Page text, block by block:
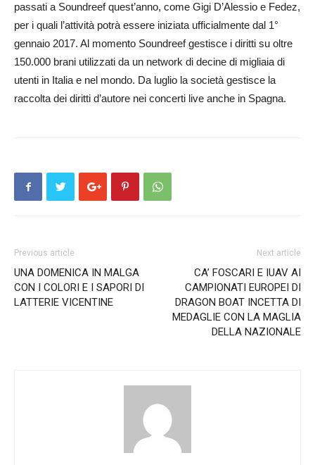
passati a Soundreef quest’anno, come Gigi D’Alessio e Fedez,
per i quali l’attività potrà essere iniziata ufficialmente dal 1°
gennaio 2017. Al momento Soundreef gestisce i diritti su oltre
150.000 brani utilizzati da un network di decine di migliaia di
utenti in Italia e nel mondo. Da luglio la società gestisce la
raccolta dei diritti d’autore nei concerti live anche in Spagna.
Previous article
UNA DOMENICA IN MALGA
CON I COLORI E I SAPORI DI
LATTERIE VICENTINE
Next article
CA’ FOSCARI E IUAV AI
CAMPIONATI EUROPEI DI
DRAGON BOAT INCETTA DI
MEDAGLIE CON LA MAGLIA
DELLA NAZIONALE